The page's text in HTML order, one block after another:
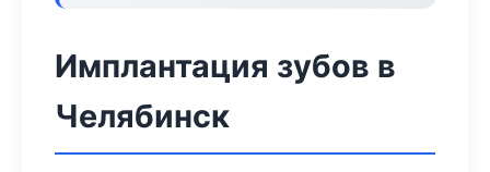
Имплантация зубов в
Челябинск